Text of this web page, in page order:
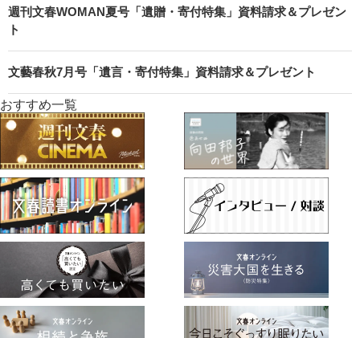
週刊文春WOMAN夏号「遺贈・寄付特集」資料請求＆プレゼン
ト
文藝春秋7月号「遺言・寄付特集」資料請求＆プレゼント
おすすめ一覧